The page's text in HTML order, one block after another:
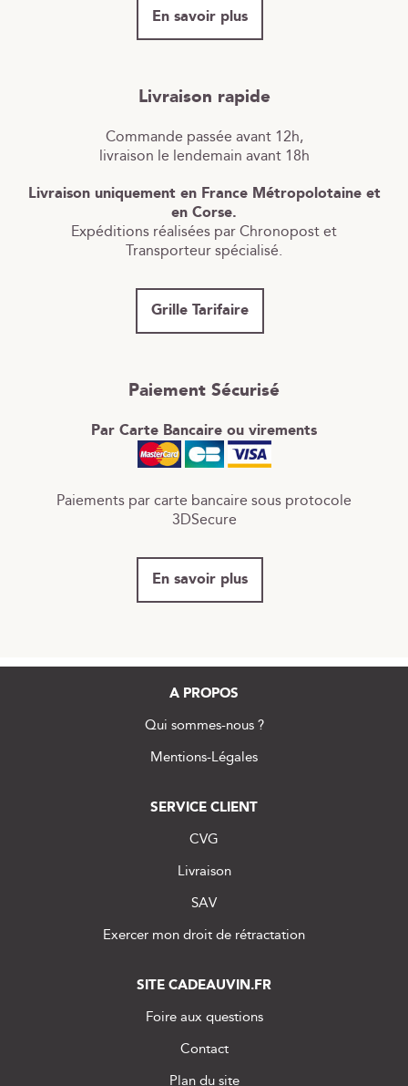
En savoir plus
Livraison rapide
Commande passée avant 12h,
livraison le lendemain avant 18h
Livraison uniquement en France Métropolotaine et
en Corse.
Expéditions réalisées par Chronopost et
Transporteur spécialisé.
Grille Tarifaire
Paiement Sécurisé
Par Carte Bancaire ou virements
Paiements par carte bancaire sous protocole
3DSecure
En savoir plus
A PROPOS
Qui sommes-nous ?
Mentions-Légales
SERVICE CLIENT
CVG
Livraison
SAV
Exercer mon droit de rétractation
SITE CADEAUVIN.FR
Foire aux questions
Contact
Plan du site